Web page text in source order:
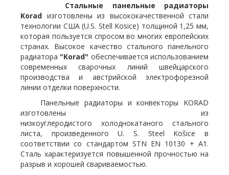
Стальные панельные радиаторы
Korad изготовлены из высококачественной стали
технологии США (U.S. Stell Kosice) толщиной 1,25 мм,
которая пользуется спросом во многих европейских
странах. Высокое качество стального панельного
радиатора "Korad" обеспечивается использованием
современных сварочных линий швейцарского
производства и австрийской электрофорезной
линии отделки поверхности.
Панельные радиаторы и конвекторы KORAD
изготовлены из
низкоуглеродистого холоднокатаного стального
листа, произведенного U. S. Steel Košice в
соответствии со стандартом STN EN 10130 + A1.
Сталь характеризуется повышенной прочностью на
разрыв и хорошей свариваемостью.